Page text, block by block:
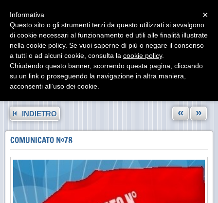
INDIETRO « »
COMUNICATO N°78
×
Informativa
Questo sito o gli strumenti terzi da questo utilizzati si avvalgono
di cookie necessari al funzionamento ed utili alle finalità illustrate
nella cookie policy. Se vuoi saperne di più o negare il consenso
a tutti o ad alcuni cookie, consulta la cookie policy.
Chiudendo questo banner, scorrendo questa pagina, cliccando
su un link o proseguendo la navigazione in altra maniera,
acconsenti all’uso dei cookie.